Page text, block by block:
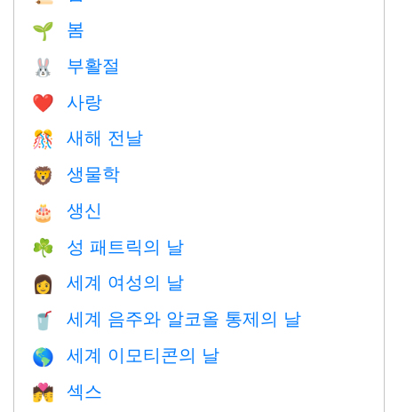
🌱 봄
🐰 부활절
❤️️ 사랑
🎊 새해 전날
🦁 생물학
🎂 생신
☘️ 성 패트릭의 날
👩 세계 여성의 날
🥤 세계 음주와 알코올 통제의 날
🌎 세계 이모티콘의 날
💏 섹스